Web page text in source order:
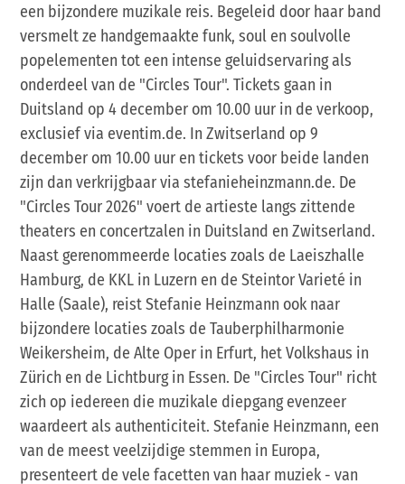
een bijzondere muzikale reis. Begeleid door haar band
versmelt ze handgemaakte funk, soul en soulvolle
popelementen tot een intense geluidservaring als
onderdeel van de "Circles Tour". Tickets gaan in
Duitsland op 4 december om 10.00 uur in de verkoop,
exclusief via eventim.de. In Zwitserland op 9
december om 10.00 uur en tickets voor beide landen
zijn dan verkrijgbaar via stefanieheinzmann.de. De
"Circles Tour 2026" voert de artieste langs zittende
theaters en concertzalen in Duitsland en Zwitserland.
Naast gerenommeerde locaties zoals de Laeiszhalle
Hamburg, de KKL in Luzern en de Steintor Varieté in
Halle (Saale), reist Stefanie Heinzmann ook naar
bijzondere locaties zoals de Tauberphilharmonie
Weikersheim, de Alte Oper in Erfurt, het Volkshaus in
Zürich en de Lichtburg in Essen. De "Circles Tour" richt
zich op iedereen die muzikale diepgang evenzeer
waardeert als authenticiteit. Stefanie Heinzmann, een
van de meest veelzijdige stemmen in Europa,
presenteert de vele facetten van haar muziek - van